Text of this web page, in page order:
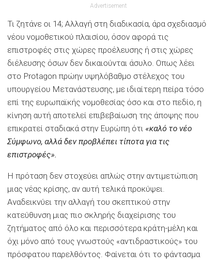
Advertisement
Τι ζητάνε οι 14; Αλλαγή στη διαδικασία, άρα σχεδιασμό
νέου νομοθετικού πλαισίου, όσον αφορά τις
επιστροφές στις χώρες προέλευσης ή στις χώρες
διέλευσης όσων δεν δικαιούνται άσυλο. Οπως λέει
στο Protagon πρώην υψηλόβαθμο στέλεχος του
υπουργείου Μετανάστευσης, με ιδιαίτερη πείρα τόσο
επί της ευρωπαϊκής νομοθεσίας όσο και στο πεδίο, η
κίνηση αυτή αποτελεί επιβεβαίωση της άποψης που
επικρατεί σταδιακά στην Ευρώπη ότι «καλό το νέο
Σύμφωνο, αλλά δεν προβλέπει τίποτα για τις
επιστροφές».
Η πρόταση δεν στοχεύει απλώς στην αντιμετώπιση
μιας νέας κρίσης, αν αυτή τελικά προκύψει.
Αναδεικνύει την αλλαγή του σκεπτικού στην
κατεύθυνση μιας πιο σκληρής διαχείρισης του
ζητήματος από όλο και περισσότερα κράτη-μέλη και
όχι μόνο από τους γνωστούς «αντιδραστικούς» του
πρόσφατου παρελθόντος. Φαίνεται ότι το φάντασμα